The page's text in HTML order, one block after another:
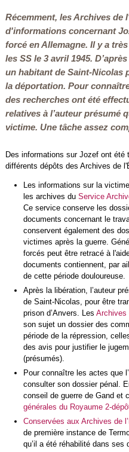
Récemment, les Archives de
d'informations concernant
forcé en Allemagne. Il y a
les SS le 3 avril 1945.
un habitant de Saint-Nicolas
la déportation. Pour
des recherches ont été
relatives à l’auteur présumé
victime. Une tâche assez
Des informations sur Jozef ont
différents dépôts des Archives de
Les informations sur la
les archives du Service
Ce service conserve l es
documents concernant le
conservent également des
victimes après la guerre. G
forcés peut être retracé à
documents contiennent, par
de cette période douloureuse.
Après la libération, l’auteur
de Saint-Nicolas, pour être
prison d’Anvers. Les Archives
son sujet un dossier des
période de la répression,
des avis pour justifier le
(présumés).
Pour connaître les actes que
consulter son dossier pénal.
conseil de guerre de Gand et
générales du Royaume 2-
Conservées aux Archives de
de première instance de
qu’il a été réhabilité dans ses